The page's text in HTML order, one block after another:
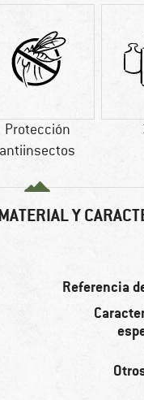
Protección
antiinsectos
Y
Referencia